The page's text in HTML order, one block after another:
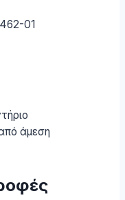
01
άμεση